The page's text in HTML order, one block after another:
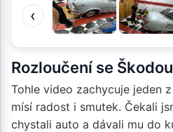
‹
Rozloučení se
Tohle video zachycuje jeden
mísí radost i smutek. Čekali
chystali auto a dávali mu do